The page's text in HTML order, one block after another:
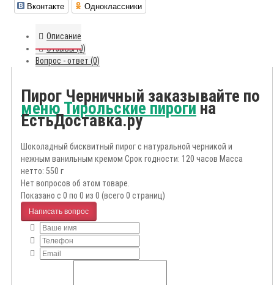
Вконтакте Одноклассники
Описание
Отзывы (0)
Вопрос - ответ (0)
Пирог Черничный заказывайте по
меню Тирольские пирогина
ЕстьДоставка.ру
Шоколадный бисквитный пирог с натуральной черникой и
нежным ванильным кремом Срок годности: 120 часов Масса
нетто: 550 г
Нет вопросов об этом товаре.
Показано с 0 по 0 из 0 (всего 0 страниц)
Написать вопрос